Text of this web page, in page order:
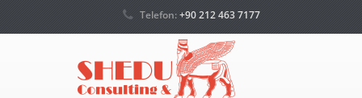
Telefon:+90 212 463 7177